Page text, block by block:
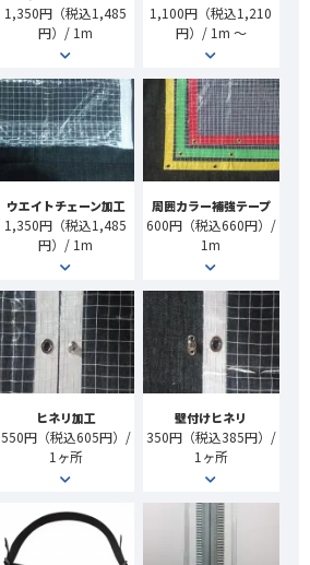
1,350円（税込1,485
円）/ 1m
1,100円（税込1,210
円）/ 1m ～
ウエイトチェーン加工
1,350円（税込1,485
円）/ 1m
周囲カラー補強テープ
600円（税込660円）/
1m
ヒネリ加工
550円（税込605円）/
1ヶ所
壁付けヒネリ
350円（税込385円）/
1ヶ所